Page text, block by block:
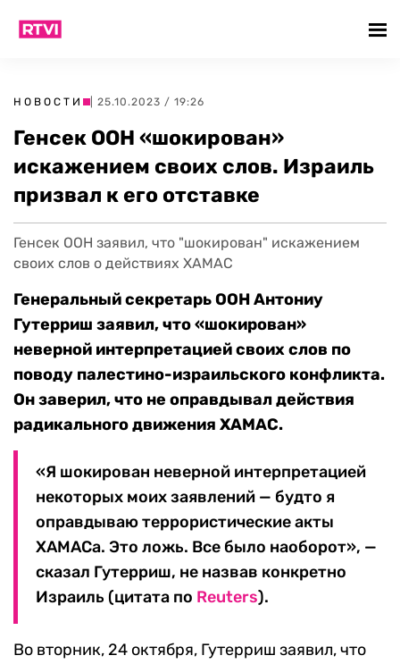
НОВОСТИ | 25.10.2023 / 19:26
Генсек ООН «шокирован»
искажением своих слов. Израиль
призвал к его отставке
Генсек ООН заявил, что "шокирован" искажением
своих слов о действиях ХАМАС
Генеральный секретарь ООН Антониу
Гутерриш заявил, что «шокирован»
неверной интерпретацией своих слов по
поводу палестино-израильского конфликта.
Он заверил, что не оправдывал действия
радикального движения ХАМАС.
«Я шокирован неверной интерпретацией
некоторых моих заявлений — будто я
оправдываю террористические акты
ХАМАСа. Это ложь. Все было наоборот», —
сказал Гутерриш, не назвав конкретно
Израиль (цитата по Reuters).
Во вторник, 24 октября, Гутерриш заявил, что